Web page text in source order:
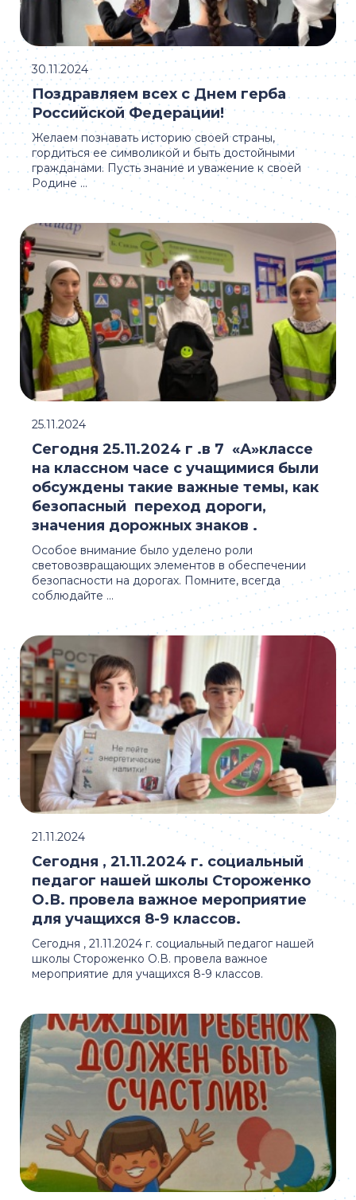
Желаем познавать историю своей страны,
гордиться ее символикой и быть достойными
гражданами. Пусть знание и уважение к своей
Родине ...
Поздравляем всех с Днем герба
Российской Федерации!
30.11.2024
Особое внимание было уделено роли
световозвращающих элементов в обеспечении
безопасности на дорогах. Помните, всегда
соблюдайте ...
Сегодня 25.11.2024 г .в 7 «А»классе
на классном часе с учащимися были
обсуждены такие важные темы, как
безопасный переход дороги,
значения дорожных знаков .
25.11.2024
Сегодня , 21.11.2024 г. социальный педагог нашей
школы Стороженко О.В. провела важное
мероприятие для учащихся 8-9 классов.
Сегодня , 21.11.2024 г. социальный
педагог нашей школы Стороженко
О.В. провела важное мероприятие
для учащихся 8-9 классов.
21.11.2024